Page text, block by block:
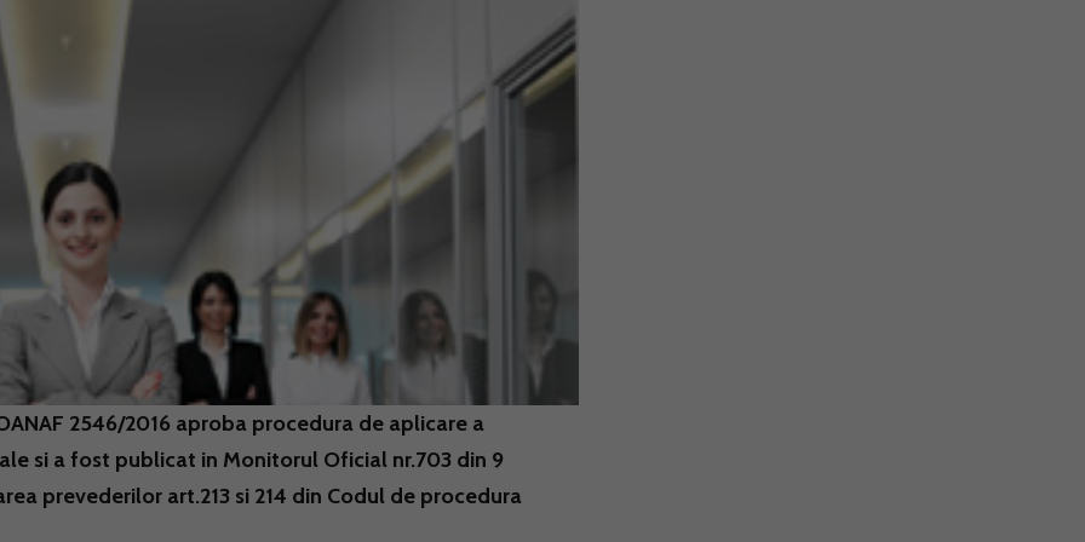
2546/2016 aproba procedura de aplicare a
si a fost publicat in Monitorul Oficial nr.703 din 9
prevederilor art.213 si 214 din Codul de procedura